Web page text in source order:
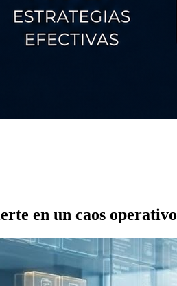
en un caos operativo